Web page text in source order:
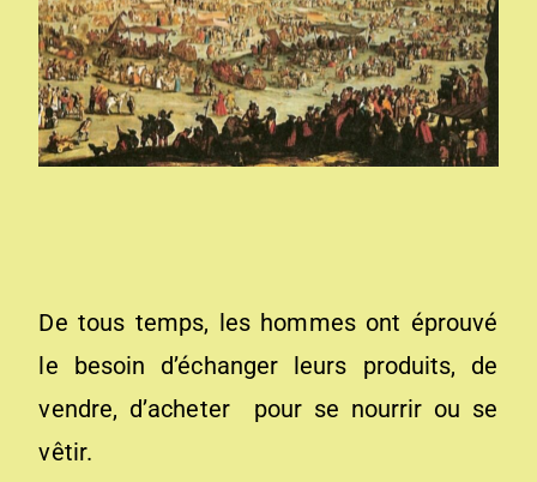
De tous temps, les hommes ont éprouvé
le besoin d’échanger leurs produits, de
vendre, d’acheter pour se nourrir ou se
vêtir.